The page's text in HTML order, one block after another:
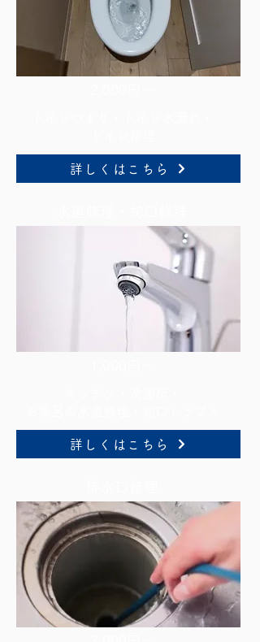
詳しくはこちら
詳しくはこちら